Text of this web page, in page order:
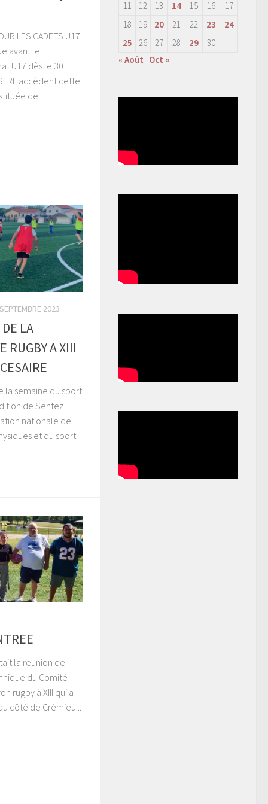
LES CADETS U17
avant le
U17 dès le 30
accèdent cette
de...
2023
LA
RUGBY A XIII
la semaine du sport
de Sentez
nationale de
et du sport
la reunion de
du Comité
rugby à XIII qui a
côté de Crémieu...
11
12 13 14 15 16
17
18
19 20 21 22 23
24
25
26 27 28 29
30
« Août Oct »